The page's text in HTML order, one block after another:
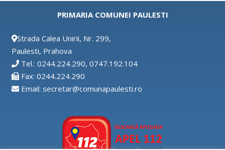
PRIMARIA COMUNEI PAULESTI
Strada Calea Unirii, Nr. 299,
Paulesti, Prahova
Tel.: 0244.224.290, 0747.192.104
Fax: 0244.224.290
Email: secretar@comunapaulesti.ro